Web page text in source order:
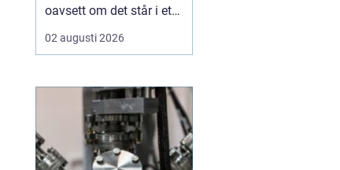
oavsett om det står i ett
vardagsrum i Gävle eller
på en mindre scen. När
tappar både spelglädjen
och musiken sin skärpa.
Samtidigt är pianot ett
ganska tåligt instrument,
som med regelbu...
02 augusti 2026